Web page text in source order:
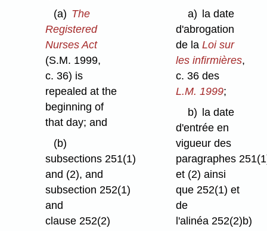
(a) The
Registered
Nurses Act
(S.M. 1999,
c. 36) is
repealed at the
beginning of
that day; and
(b)
subsections 251(1)
and (2), and
subsection 252(1)
and
clause 252(2)
a)
la date
d'abrogation
de laLoi sur
les infirmières,
c. 36 des
L.M. 1999;
b)
la date
d'entrée en
vigueur des
paragraphes
et (2) ainsi
que 252(1) et
de
l'alinéa 252(2)b)